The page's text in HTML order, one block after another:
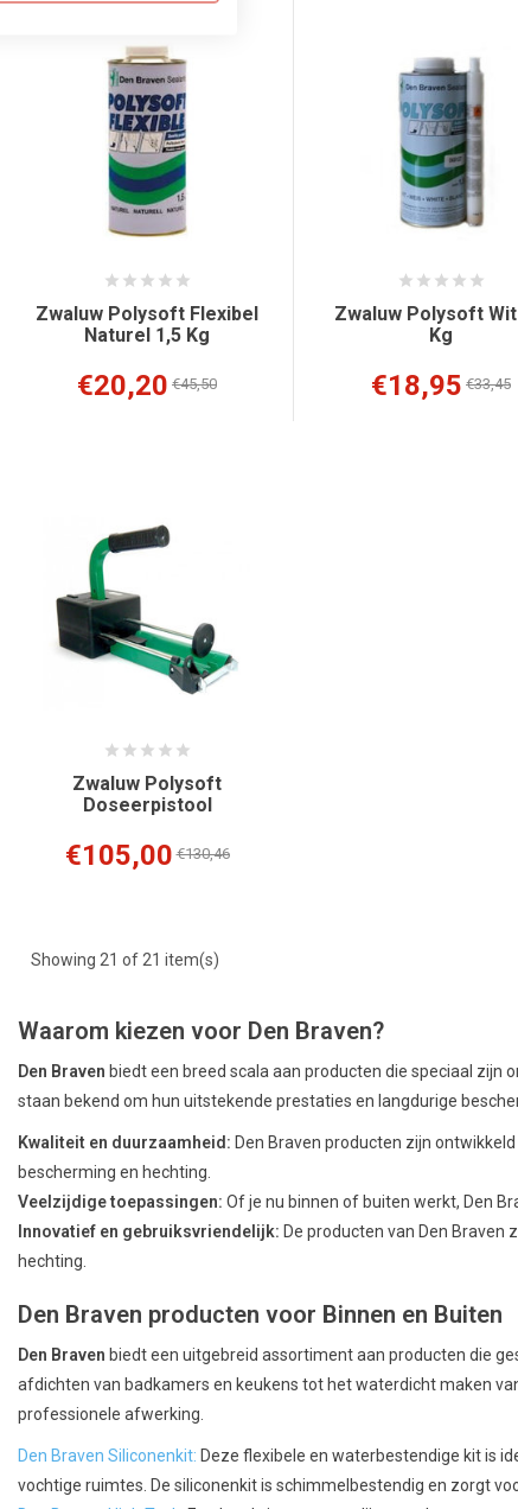
Zwaluw Polysoft Flexibel
Naturel 1,5 Kg
€20,20 €45,50
Zwaluw Polysoft
Kg
€18,95 €33,45
Zwaluw Polysoft
Doseerpistool
€105,00 €130,46
Showing 21 of 21 item(s)
Waarom kiezen voor Den Braven?
Den Braven biedt een breed scala aan producten die speciaal zijn
staan bekend om hun uitstekende prestaties en langdurige
Kwaliteit en duurzaamheid: Den Braven producten zijn
bescherming en hechting.
Veelzijdige toepassingen: Of je nu binnen of buiten werkt, Den
Innovatief en gebruiksvriendelijk: De producten van Den
hechting.
Den Braven producten voor Binnen en Buiten
Den Braven biedt een uitgebreid assortiment aan producten die
afdichten van badkamers en keukens tot het waterdicht maken
professionele afwerking.
Den Braven Siliconenkit: Deze flexibele en waterbestendige kit is
vochtige ruimtes. De siliconenkit is schimmelbestendig en zorgt